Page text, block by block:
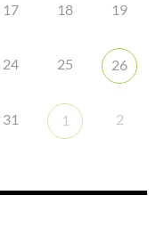
17 18 19
24 25 26
31 1 2